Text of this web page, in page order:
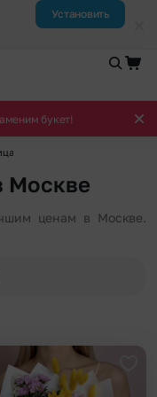
Установить
букет!
Москве
ценам в Москве.
избранное